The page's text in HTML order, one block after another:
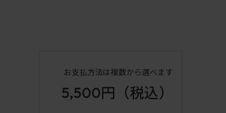
お支払方法は複数から選べます
5,500円 （税込）